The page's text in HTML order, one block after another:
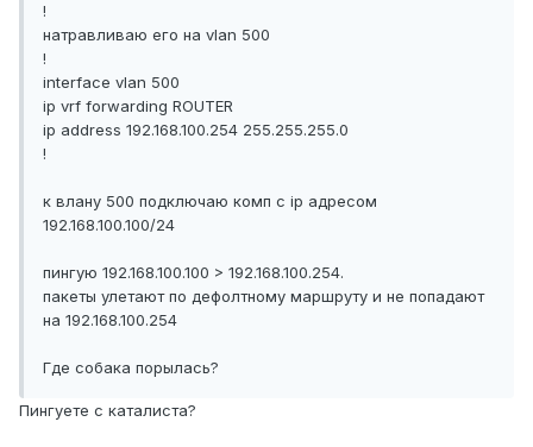
!
натравливаю его на vlan 500
!
interface vlan 500
ip vrf forwarding ROUTER
ip address 192.168.100.254 255.255.255.0
!
к влану 500 подключаю комп с ip адресом
192.168.100.100/24
пингую 192.168.100.100 > 192.168.100.254.
пакеты улетают по дефолтному маршруту и не попадают
на 192.168.100.254
Где собака порылась?
Пингуете с каталиста?